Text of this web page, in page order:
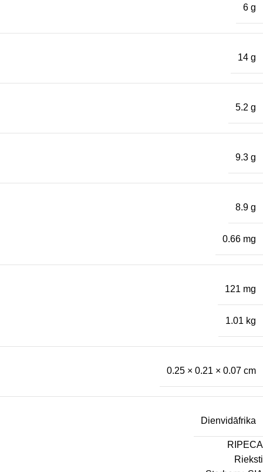
6 g
14 g
5.2 g
9.3 g
8.9 g
0.66 mg
121 mg
1.01 kg
0.25 × 0.21 × 0.07 cm
Dienvidāfrika
RIPECA
Rieksti